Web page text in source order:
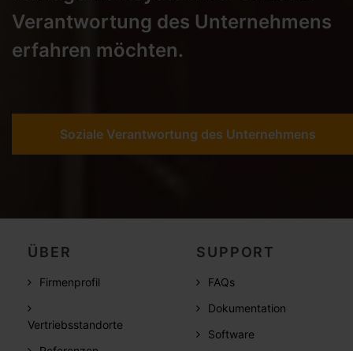
Verantwortung des Unternehmens
erfahren möchten.
Soziale Verantwortung des Unternehmens
ÜBER
Firmenprofil
Vertriebsstandorte
SUPPORT
FAQs
Dokumentation
Software